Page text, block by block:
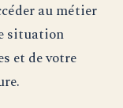
au métier
situation
et de votre